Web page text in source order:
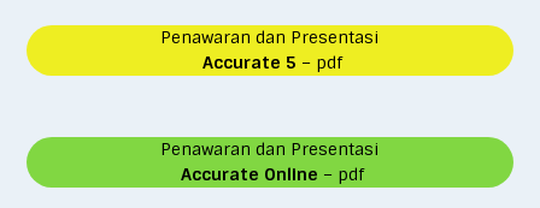
Penawaran dan Presentasi
Accurate 5 – pdf
Penawaran dan Presentasi
Accurate Online – pdf